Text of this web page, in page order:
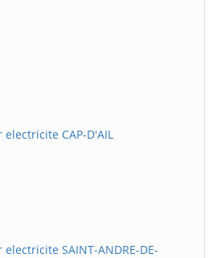
CAP-D'AIL
SAINT-ANDRE-DE-